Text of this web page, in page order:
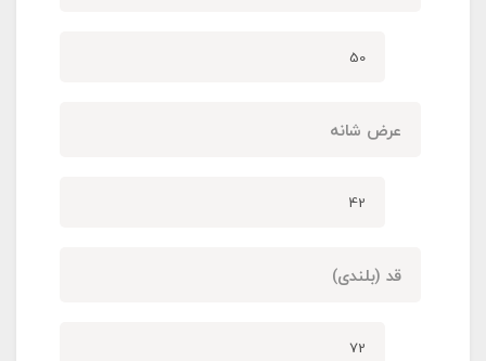
50
عرض شانه
42
قد (بلندی)
72